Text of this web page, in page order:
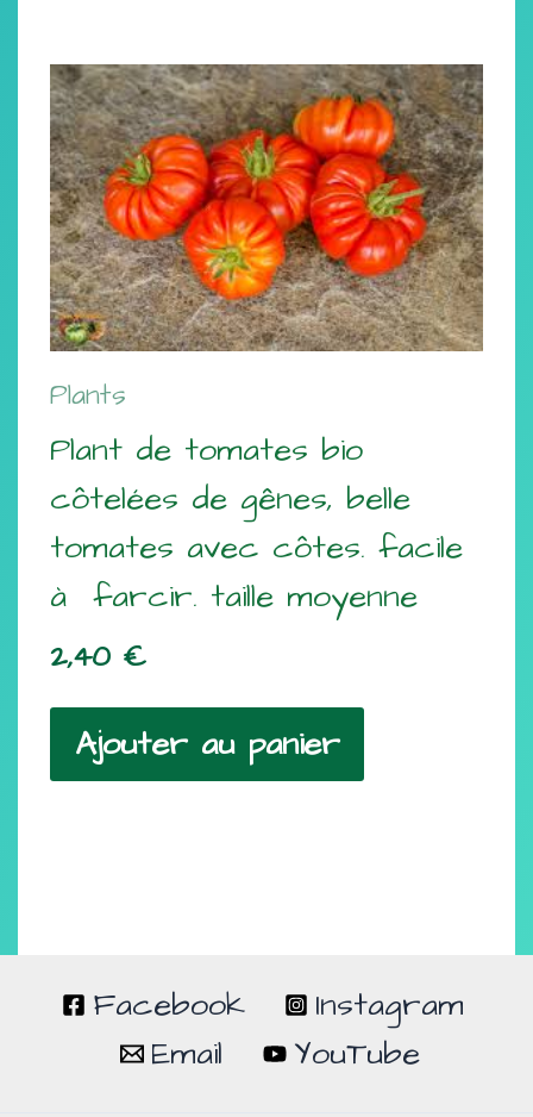
Plants
Plant de tomates bio
côtelées de gênes, belle
tomates avec côtes. facile
à farcir. taille moyenne
2,40 €
Ajouter au panier
Facebook
Instagram
Email
YouTube